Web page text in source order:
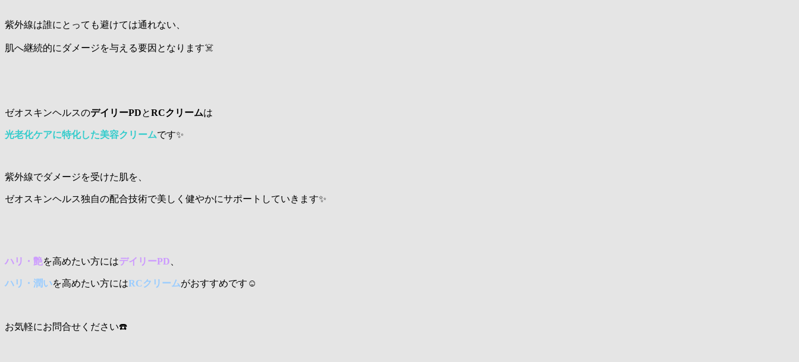
紫外線は誰にとっても避けては通れない、
肌へ継続的にダメージを与える要因となります☠️
ゼオスキンヘルスのデイリーPDとRCクリームは
光老化ケアに特化した美容クリームです✨
紫外線でダメージを受けた肌を、
ゼオスキンヘルス独自の配合技術で美しく健やかにサポートしていきます✨
ハリ・艶を高めたい方にはデイリーPD
ハリ・潤いを高めたい方にはRCクリームがおすすめです☺️
お気軽にお問合せください☎️